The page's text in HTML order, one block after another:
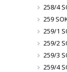
258/4
259
259/1
259/2
259/3
259/4